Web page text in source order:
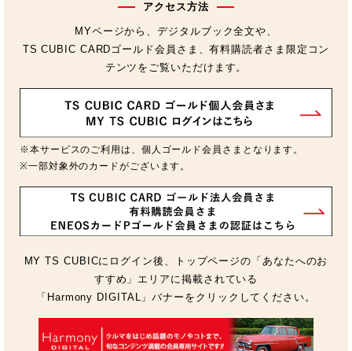
アクセス方法
MYページから、デジタルブック全文や、
TS CUBIC CARDゴールド会員さま、有料購読者さま限定コン
テンツをご覧いただけます。
※本サービスのご利用は、個人ゴールド会員さまとなります。
※一部対象外のカードがございます。
MY TS CUBICにログイン後、トップページの「あなたへのお
すすめ」エリアに掲載されている
「Harmony DIGITAL」バナーをクリックしてください。